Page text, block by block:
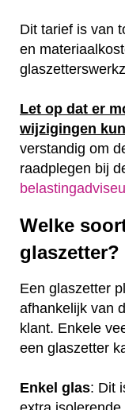
Dit tarief is van
en
Let op dat er
wijzigingen
verstandig om
raadplegen bij
Welke
glaszetter?
Een glaszetter
afhankelijk van
klant. Enkele
een glaszetter
Enkel glas: Dit